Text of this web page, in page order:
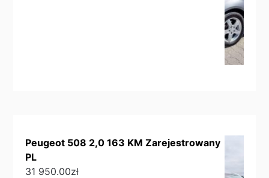
Peugeot 508 2,0 163 KM Zarejestrowany
PL
31 950.00zł